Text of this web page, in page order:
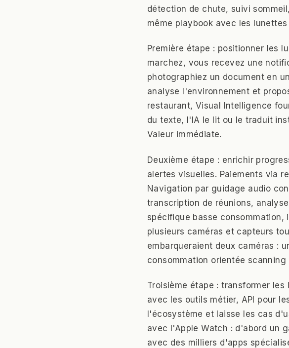
détection de chute, suivi
même playbook avec les
Première étape : positionner les
marchez, vous recevez une
photographiez un document en
analyse l'environnement et
restaurant, Visual Intelligence
du texte, l'IA le lit ou le traduit
Valeur immédiate.
Deuxième étape : enrichir
alertes visuelles. Paiements via
Navigation par guidage audio
transcription de réunions,
spécifique basse consommation,
plusieurs caméras et capteurs
embarqueraient deux caméras :
consommation orientée
Troisième étape : transformer
avec les outils métier, API pour
l'écosystème et laisse les cas
avec l'Apple Watch : d'abord un
avec des milliers d'apps